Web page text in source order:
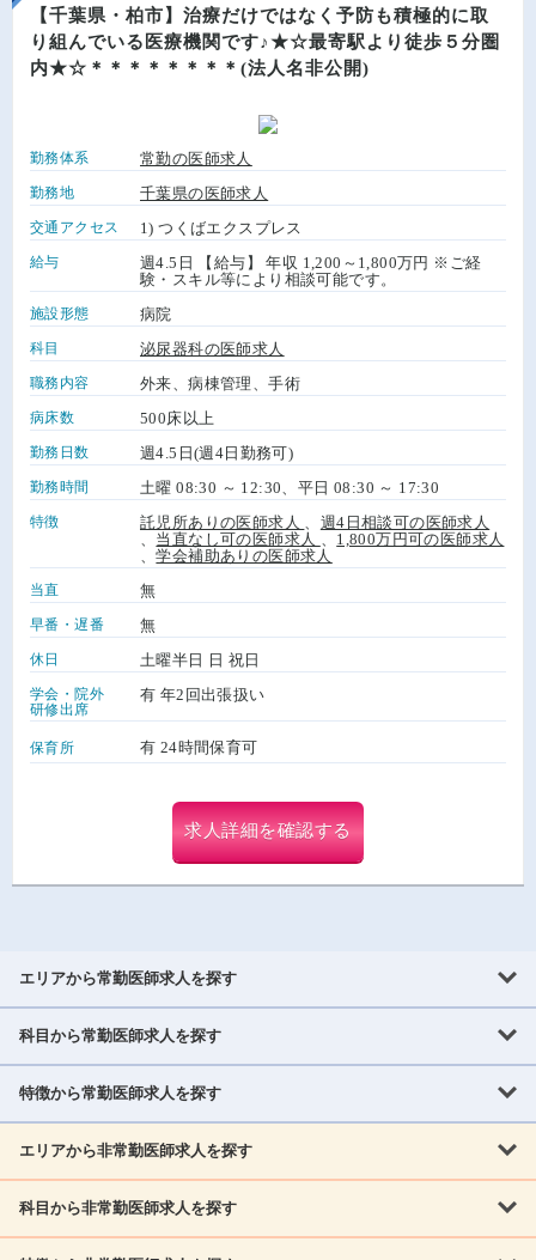
【千葉県・柏市】治療だけではなく予防も積極的に取
り組んでいる医療機関です♪★☆最寄駅より徒歩５分圏
内★☆＊＊＊＊＊＊＊＊(法人名非公開)
勤務体系 常勤の医師求人
勤務地 千葉県の医師求人
交通アクセス 1) つくばエクスプレス
給与
週4.5日 【給与】 年収 1,200～1,800万円 ※ご経
験・スキル等により相談可能です。
施設形態 病院
科目 泌尿器科の医師求人
職務内容 外来、病棟管理、手術
病床数 500床以上
勤務日数 週4.5日(週4日勤務可)
勤務時間 土曜 08:30 ～ 12:30、平日 08:30 ～ 17:30
特徴 託児所ありの医師求人
週4日相談可の医師求人
当直なし可の医師求人
1,800万円可の医師求人
、学会補助ありの医師求人
当直 無
早番・遅番 無
休日 土曜半日 日 祝日
学会・院外
研修出席
有 年2回出張扱い
保育所 有 24時間保育可
求人詳細を確認する
エリアから常勤医師求人を探す
北海道・東北
北海道 青森県 岩手県
茨城県 栃木県 群馬県
神奈川県 山梨県
科目から常勤医師求人を探す
内科系
消化器科 呼吸器科
特徴から常勤医師求人を探す
救急対応なし 女性医師歓迎
エリアから非常勤医師求人を探す
北海道・東北
北海道 青森県 岩手県
科目から非常勤医師求人を探す